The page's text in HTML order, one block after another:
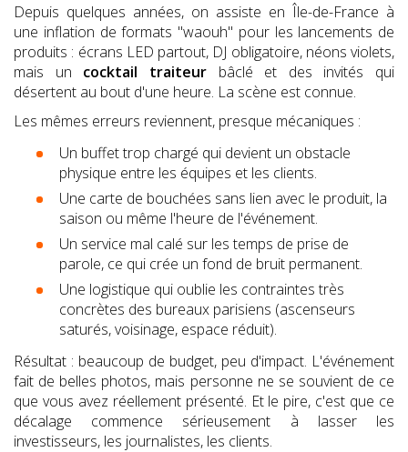
Depuis quelques années, on assiste en Île-de-France à
une inflation de formats "waouh" pour les lancements de
produits : écrans LED partout, DJ obligatoire, néons violets,
mais un cocktail traiteurbâclé et des invités qui
désertent au bout d'une heure. La scène est connue.
Les mêmes erreurs reviennent, presque mécaniques :
Un buffet trop chargé qui devient un obstacle
physique entre les équipes et les clients.
Une carte de bouchées sans lien avec le produit, la
saison ou même l'heure de l'événement.
Un service mal calé sur les temps de prise de
parole, ce qui crée un fond de bruit permanent.
Une logistique qui oublie les contraintes très
concrètes des bureaux parisiens (ascenseurs
saturés, voisinage, espace réduit).
Résultat : beaucoup de budget, peu d'impact. L'événement
fait de belles photos, mais personne ne se souvient de ce
que vous avez réellement présenté. Et le pire, c'est que ce
décalage commence sérieusement à lasser les
investisseurs, les journalistes, les clients.